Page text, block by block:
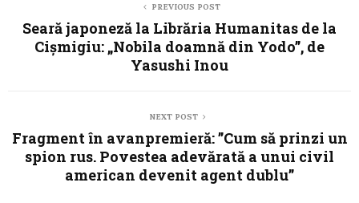
PREVIOUS POST
Seară japoneză la Librăria Humanitas de la
Cișmigiu: „Nobila doamnă din Yodo”, de
Yasushi Inou
NEXT POST
Fragment în avanpremieră: ”Cum să prinzi un
spion rus. Povestea adevărată a unui civil
american devenit agent dublu”